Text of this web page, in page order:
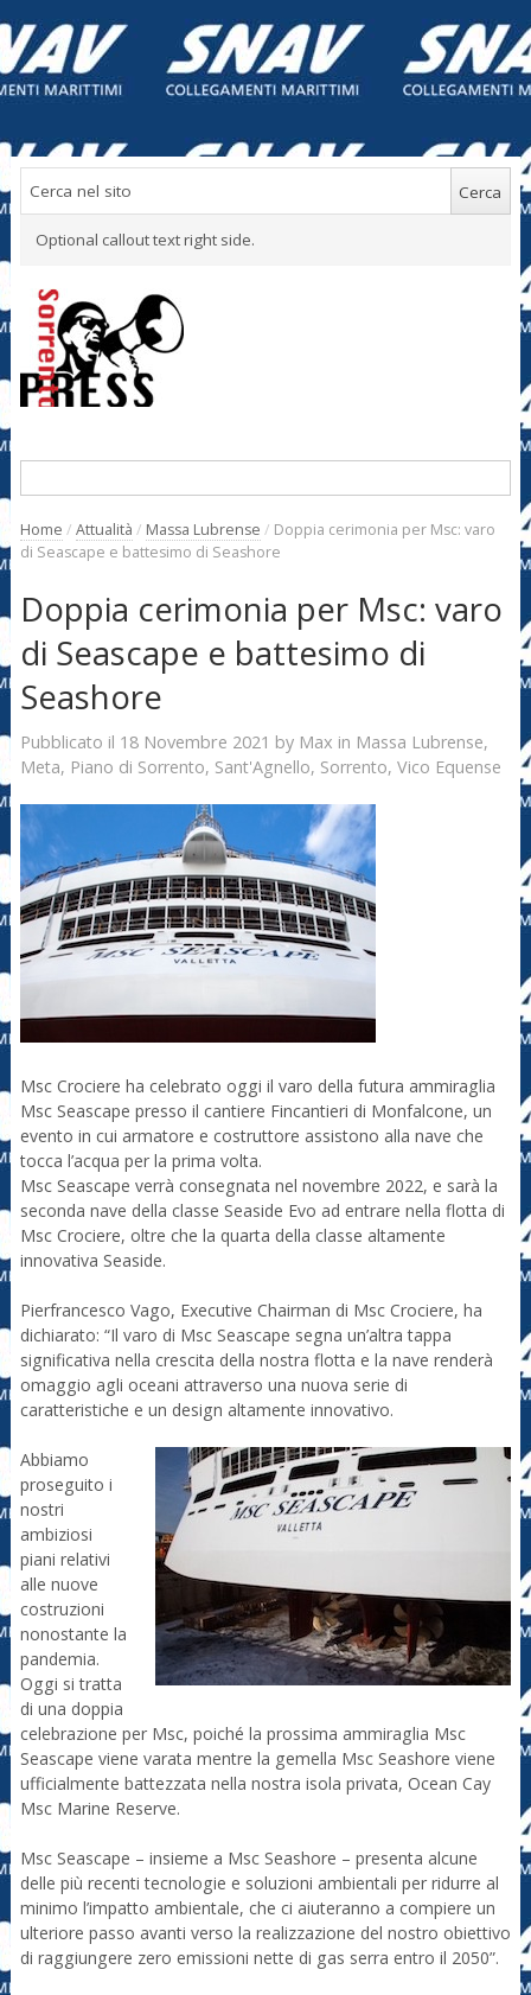
Optional callout text right side.
Home / Attualità / Massa Lubrense / Doppia cerimonia per Msc: varo
di Seascape e battesimo di Seashore
Doppia cerimonia per Msc: varo
di Seascape e battesimo di
Seashore
Pubblicato il 18 Novembre 2021 by Max in Massa Lubrense,
Meta, Piano di Sorrento, Sant'Agnello, Sorrento, Vico Equense
Msc Crociere ha celebrato oggi il varo della futura ammiraglia
Msc Seascape presso il cantiere Fincantieri di Monfalcone, un
evento in cui armatore e costruttore assistono alla nave che
tocca l’acqua per la prima volta.
Msc Seascape verrà consegnata nel novembre 2022, e sarà la
seconda nave della classe Seaside Evo ad entrare nella flotta di
Msc Crociere, oltre che la quarta della classe altamente
innovativa Seaside.
Pierfrancesco Vago, Executive Chairman di Msc Crociere, ha
dichiarato: “Il varo di Msc Seascape segna un’altra tappa
significativa nella crescita della nostra flotta e la nave renderà
omaggio agli oceani attraverso una nuova serie di
caratteristiche e un design altamente innovativo.
Abbiamo
proseguito i
nostri
ambiziosi
piani relativi
alle nuove
costruzioni
nonostante la
pandemia.
Oggi si tratta
di una doppia
celebrazione per Msc, poiché la prossima ammiraglia Msc
Seascape viene varata mentre la gemella Msc Seashore viene
ufficialmente battezzata nella nostra isola privata, Ocean Cay
Msc Marine Reserve.
Msc Seascape – insieme a Msc Seashore – presenta alcune
delle più recenti tecnologie e soluzioni ambientali per ridurre al
minimo l’impatto ambientale, che ci aiuteranno a compiere un
ulteriore passo avanti verso la realizzazione del nostro obiettivo
di raggiungere zero emissioni nette di gas serra entro il 2050”.